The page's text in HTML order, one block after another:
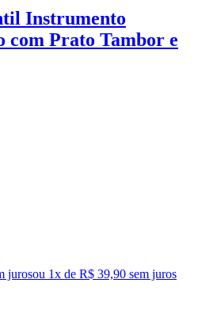
Instrumento
com Prato Tambor e
jurosou 1x de R$ 39,90 sem juros